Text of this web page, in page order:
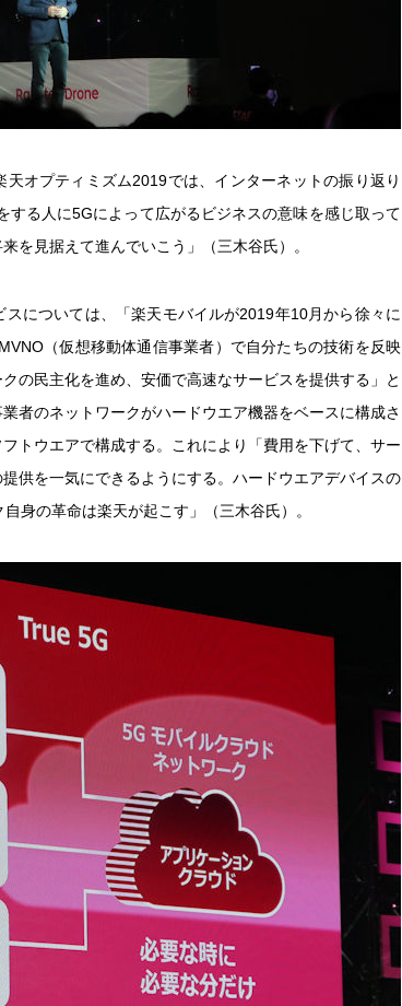
オプティミズム2019では、インターネットの振り返り
する人に5Gによって広がるビジネスの意味を感じ取って
を見据えて進んでいこう」（三木谷氏）。
については、「楽天モバイルが2019年10月から徐々に
（仮想移動体通信事業者）で自分たちの技術を反映
の民主化を進め、安価で高速なサービスを提供する」と
者のネットワークがハードウエア機器をベースに構成さ
トウエアで構成する。これにより「費用を下げて、サー
供を一気にできるようにする。ハードウエアデバイスの
身の革命は楽天が起こす」（三木谷氏）。